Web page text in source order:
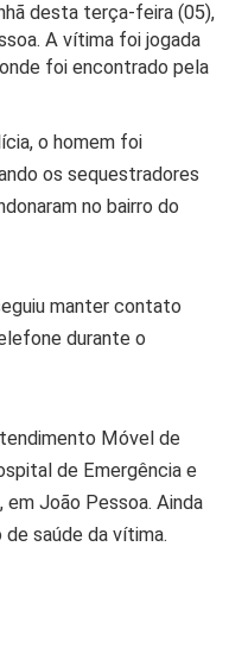
desta terça-feira (05),
A vítima foi jogada
foi encontrado pela
o homem foi
os sequestradores
no bairro do
manter contato
durante o
Móvel de
de Emergência e
em João Pessoa. Ainda
saúde da vítima.